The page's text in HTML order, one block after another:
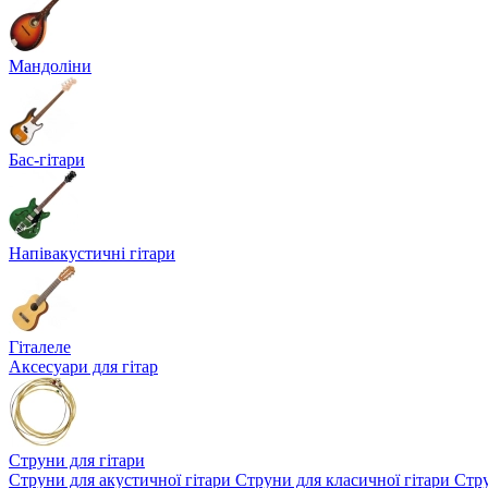
Мандоліни
Бас-гітари
Напівакустичні гітари
Гіталеле
Аксесуари для гітар
Струни для гітари
Струни для акустичної гітари Струни для класичної гітари